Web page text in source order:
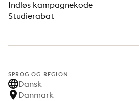
Indløs kampagnekode
Studierabat
SPROG OG REGION
Dansk
Danmark